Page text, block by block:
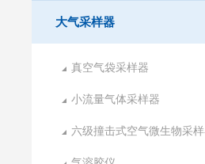
大气采样器
真空气袋采样器
小流量气体采样器
六级撞击式空气微生物采